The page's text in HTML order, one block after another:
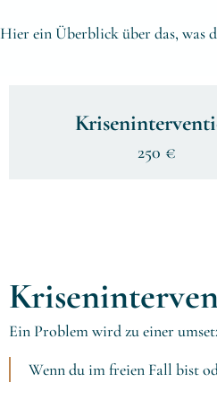
Hier ein Überblick über das, was
250 €
Ein Problem wird zu einer
Wenn du im freien Fall bist